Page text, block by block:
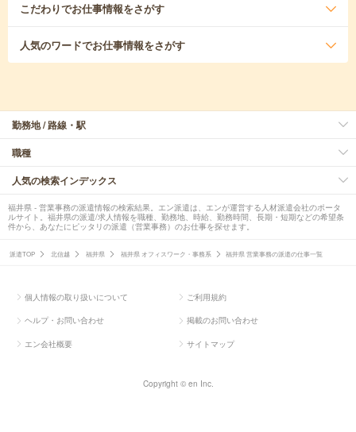
こだわりでお仕事情報をさがす
人気のワードでお仕事情報をさがす
勤務地 / 路線・駅
職種
人気の検索インデックス
福井県 - 営業事務の派遣情報の検索結果。エン派遣は、エンが運営する人材派遣会社のポータ
ルサイト。福井県の派遣/求人情報を職種、勤務地、時給、勤務時間、長期・短期などの希望条
件から、あなたにピッタリの派遣（営業事務）のお仕事を探せます。
派遣TOP 北信越 福井県 福井県 オフィスワーク・事務系 福井県 営業事務の派遣の仕事一覧
個人情報の取り扱いについて ご利用規約
ヘルプ・お問い合わせ 掲載のお問い合わせ
エン会社概要 サイトマップ
Copyright © en Inc.